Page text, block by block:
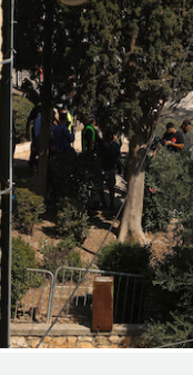
2026